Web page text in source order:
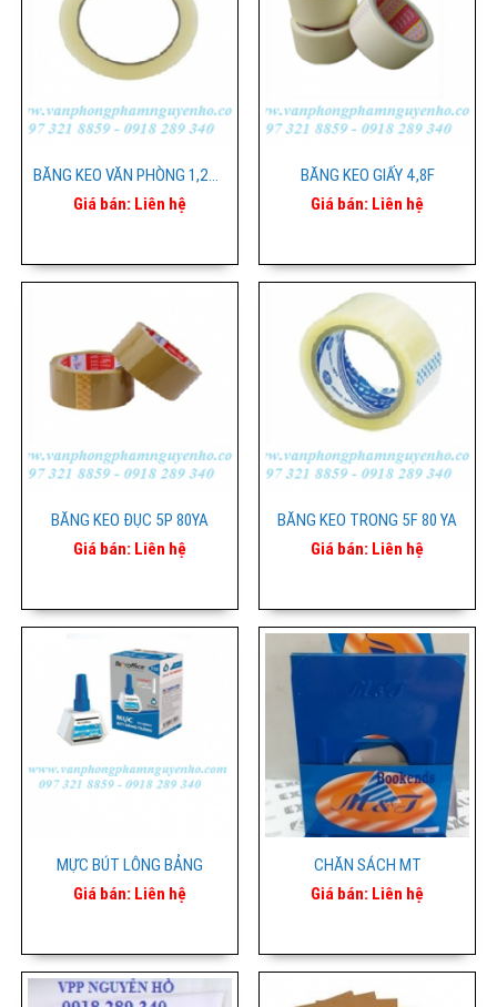
BĂNG KEO VĂN PHÒNG 1,2CM TRONG VÒNG LỚN
Giá bán: Liên hệ
BĂNG KEO GIẤY 4,8F
Giá bán: Liên hệ
BĂNG KEO ĐỤC 5P 80YA
Giá bán: Liên hệ
BĂNG KEO TRONG 5F 80 YA
Giá bán: Liên hệ
MỰC BÚT LÔNG BẢNG
Giá bán: Liên hệ
CHĂN SÁCH MT
Giá bán: Liên hệ